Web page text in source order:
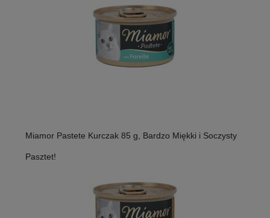
Miamor Pastete Kurczak 85 g, Bardzo Miękki i Soczysty
Pasztet!